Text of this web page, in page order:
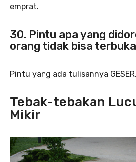
emprat.
30. Pintu apa yang
orang tidak bisa
Pintu yang ada tulisannya GESER.
Tebak-tebakan
Mikir